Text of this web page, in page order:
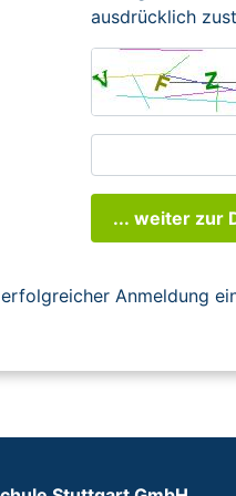
ausdrücklich
... weiter zur
Anmeldung